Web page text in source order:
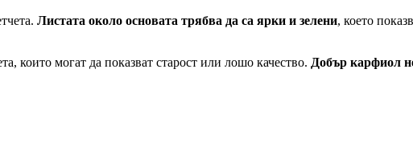
Листата около основата трябва да са ярки и зелени, което
които могат да показват старост или лошо качество. Добър карфиол